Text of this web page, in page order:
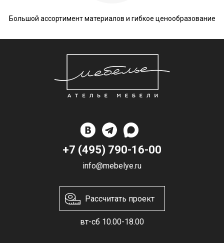
Большой ассортимент материалов и гибкое ценообразование
+7 (495) 790-16-00
info@mebelye.ru
Рассчитать проект
вт-сб 10.00-18.00